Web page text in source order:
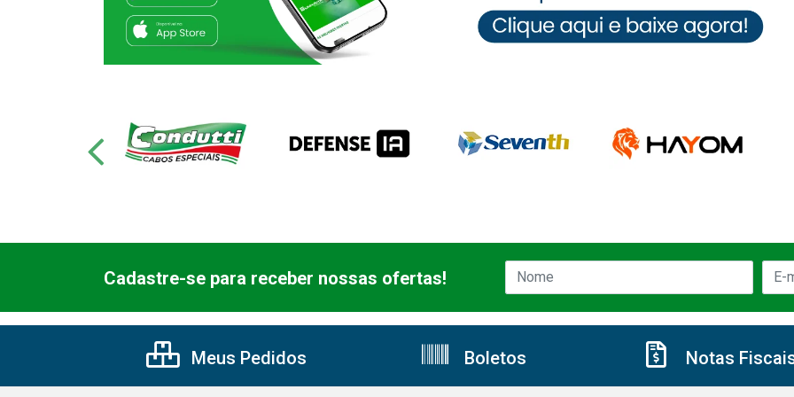
Cadastre-se para receber nossas ofertas!
Meus Pedidos Boletos Notas